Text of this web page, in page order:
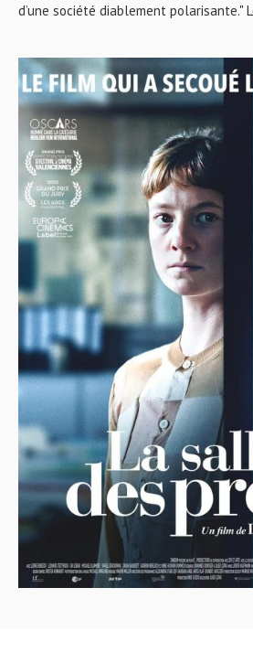
d’une société diablement polarisante."